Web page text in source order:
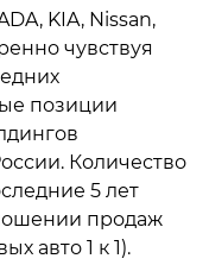
KIA, Nissan,
чувствуя
позиции
Количество
5 лет
продаж
авто 1 к 1).